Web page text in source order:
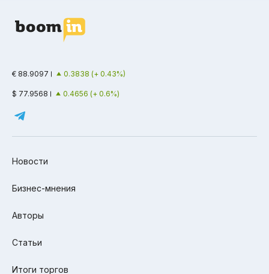
€ 88.9097 0.3838 (+ 0.43%)
$ 77.9568 0.4656 (+ 0.6%)
Новости
Бизнес-мнения
Авторы
Статьи
Итоги торгов